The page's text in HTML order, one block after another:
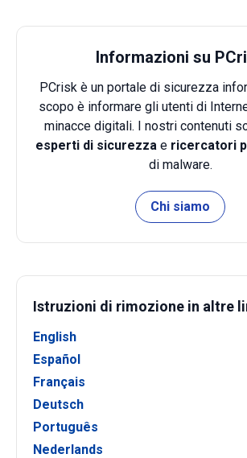
Informazioni su
PCrisk è un portale di sicurezza
scopo è informare gli utenti di
minacce digitali. I nostri contenuti
esperti di sicurezza e ricercatori
di malware.
Chi siamo
Istruzioni di rimozione in altre
English
Español
Français
Deutsch
Português
Nederlands